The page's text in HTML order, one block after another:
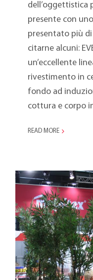
dell’oggettistica
presente con
presentato più
citarne alcuni:
un’eccellente
rivestimento in
fondo ad
cottura e corpo
READ MORE